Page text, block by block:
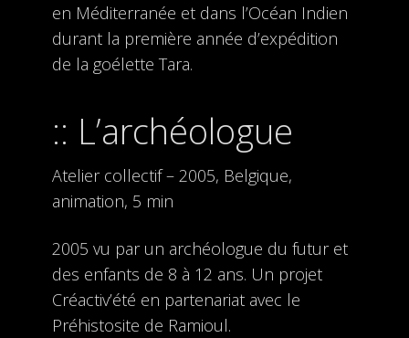
en Méditerranée et dans l’Océan Indien
durant la première année d’expédition
de la goélette Tara.
L’archéologue
Atelier collectif – 2005, Belgique,
animation, 5 min
2005 vu par un archéologue du futur et
des enfants de 8 à 12 ans. Un projet
Créactiv’été en partenariat avec le
Préhistosite de Ramioul.